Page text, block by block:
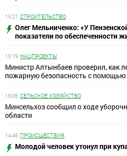
15:21 СТРОИТЕЛЬСТВО
Олег Мельниченко: «У
показатели по обеспеченности
15:19 НАЦПРОЕКТЫ
Министр Алтынбаев проверил, как
пожарную безопасность с
15:06 СЕЛЬСКОЕ ХОЗЯЙСТВО
Минсельхоз сообщил о ходе
области
14:46 ПРОИСШЕСТВИЯ
Молодой человек утонул при